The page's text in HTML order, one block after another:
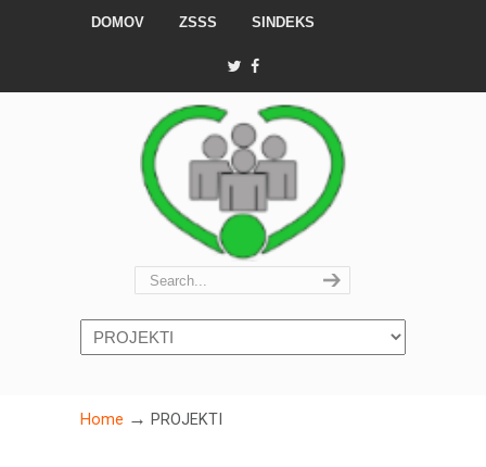
DOMOV ZSSS SINDEKS
Navigation
Home → PROJEKTI